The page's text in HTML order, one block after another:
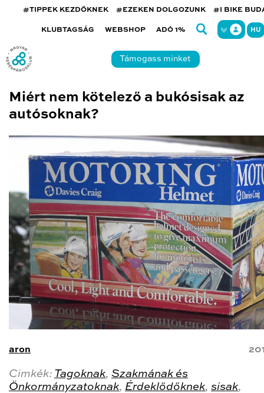
#TIPPEK KEZDŐKNEK #EZEKEN DOLGOZUNK #I BIKE
KLUBTAGSÁG WEBSHOP ADÓ 1% HU
Támogass minket
Miért nem kötelező a bukósisak az
autósoknak?
aron
Cimkék: Tagoknak, Szakmának és
Önkormányzatoknak, Érdeklődőknek, sisak,